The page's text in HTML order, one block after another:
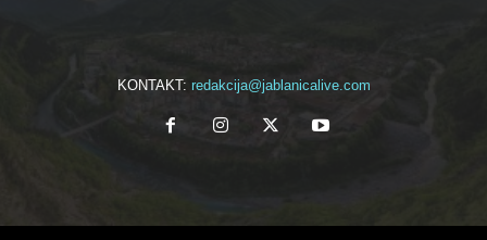
KONTAKT: redakcija@jablanicalive.com